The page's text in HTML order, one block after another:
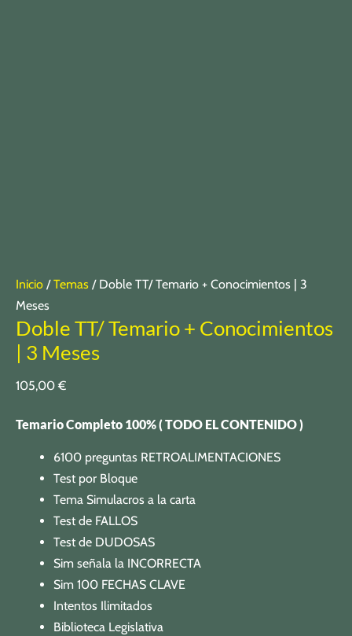
Inicio /Temas / Doble TT/ Temario + Conocimientos | 3
Meses
Doble TT/ Temario + Conocimientos
| 3 Meses
105,00€
Temario Completo 100% ( TODO EL CONTENIDO )
6100 preguntas RETROALIMENTACIONES
Test por Bloque
Tema Simulacros a la carta
Test de FALLOS
Test de DUDOSAS
Sim señala la INCORRECTA
Sim 100 FECHAS CLAVE
Intentos Ilimitados
Biblioteca Legislativa